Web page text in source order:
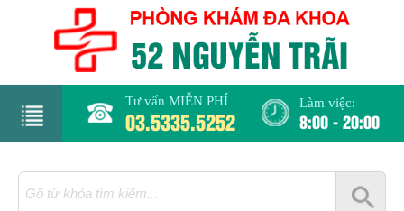
Tư vấn MIỄN PHÍ
03.5335.5252
Làm việc:
8:00 - 20:00